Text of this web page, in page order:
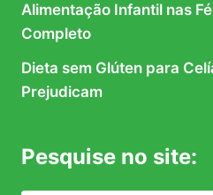
Alimentação Infantil nas
Completo
Dieta sem Glúten para
Prejudicam
Pesquise no site: